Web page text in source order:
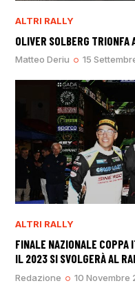
ALTRI RALLY
OLIVER SOLBERG TRIONFA
Matteo Deriu 15
ALTRI RALLY
FINALE NAZIONALE COPPA
IL 2023 SI SVOLGERÀ AL
Redazione 10 Novembre